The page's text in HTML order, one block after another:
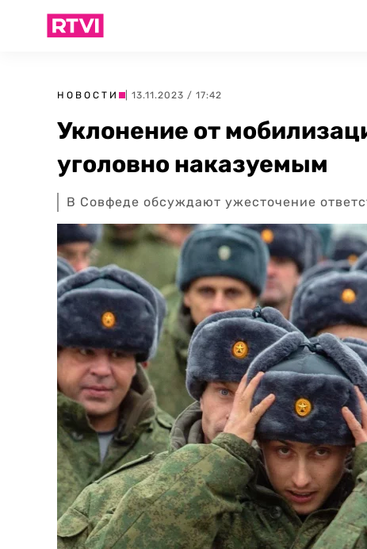
НОВОСТИ | 13.11.2023 / 17:42
Уклонение от
уголовно наказуемым
В Совфеде обсуждают ужесточение